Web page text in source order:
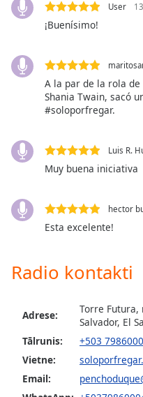
Subtitles
settings
opens
subtitles
settings
dialog
off
,
selected
Track
Fullscreen
This
window.
Beginning
User
¡Buenísimo!
A la par de la rola de
Shania Twain, sacó
#soloporfregar.
Luis R.
Muy buena iniciativa
hector
Esta excelente!
Radio kontakti
Adrese:
Torre Futura,
Salvador, El
Tālrunis:
+503
Vietne:
Email: